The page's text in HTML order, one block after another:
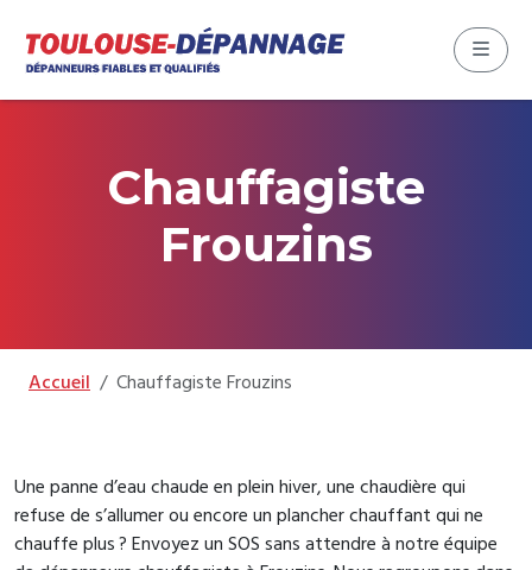
Menu
Chauffagiste
Frouzins
Accueil Chauffagiste Frouzins
Une panne d’eau chaude en plein hiver, une chaudière qui
refuse de s’allumer ou encore un plancher chauffant qui ne
chauffe plus ? Envoyez un SOS sans attendre à notre équipe